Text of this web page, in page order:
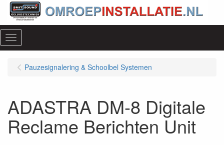
Menu
Pauzesignalering & Schoolbel Systemen
ADASTRA DM-8 Digitale
Reclame Berichten Unit